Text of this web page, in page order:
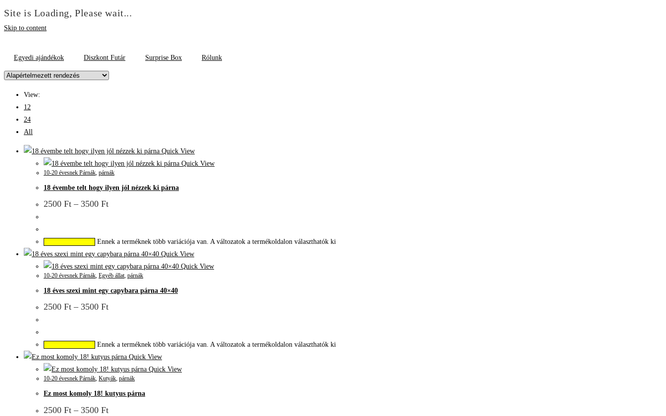
Site is Loading, Please wait...
Skip to content
Egyedi ajándékok Diszkont Futár Surprise Box Rólunk
View:
12
24
All
Quick View
Quick View
10-20 évesnek Párnák, párnák
18 évembe telt hogy ilyen jól nézzek ki párna
2500 Ft – 3500 Ft
Ennek a terméknek több variációja van. A változatok a termékoldalon választhatók ki
Quick View
Quick View
10-20 évesnek Párnák, Egyéb állat, párnák
18 éves szexi mint egy capybara párna 40×40
2500 Ft – 3500 Ft
Ennek a terméknek több variációja van. A változatok a termékoldalon választhatók ki
Quick View
Quick View
10-20 évesnek Párnák, Kutyák, párnák
Ez most komoly 18! kutyus párna
2500 Ft – 3500 Ft